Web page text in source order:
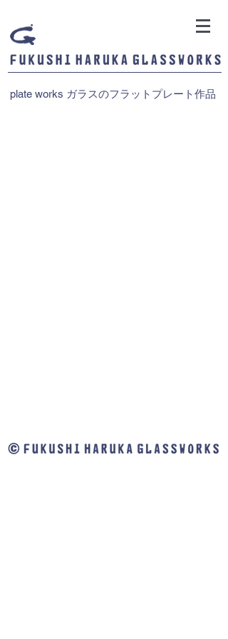
plate works ガラスのフラットプレート作品